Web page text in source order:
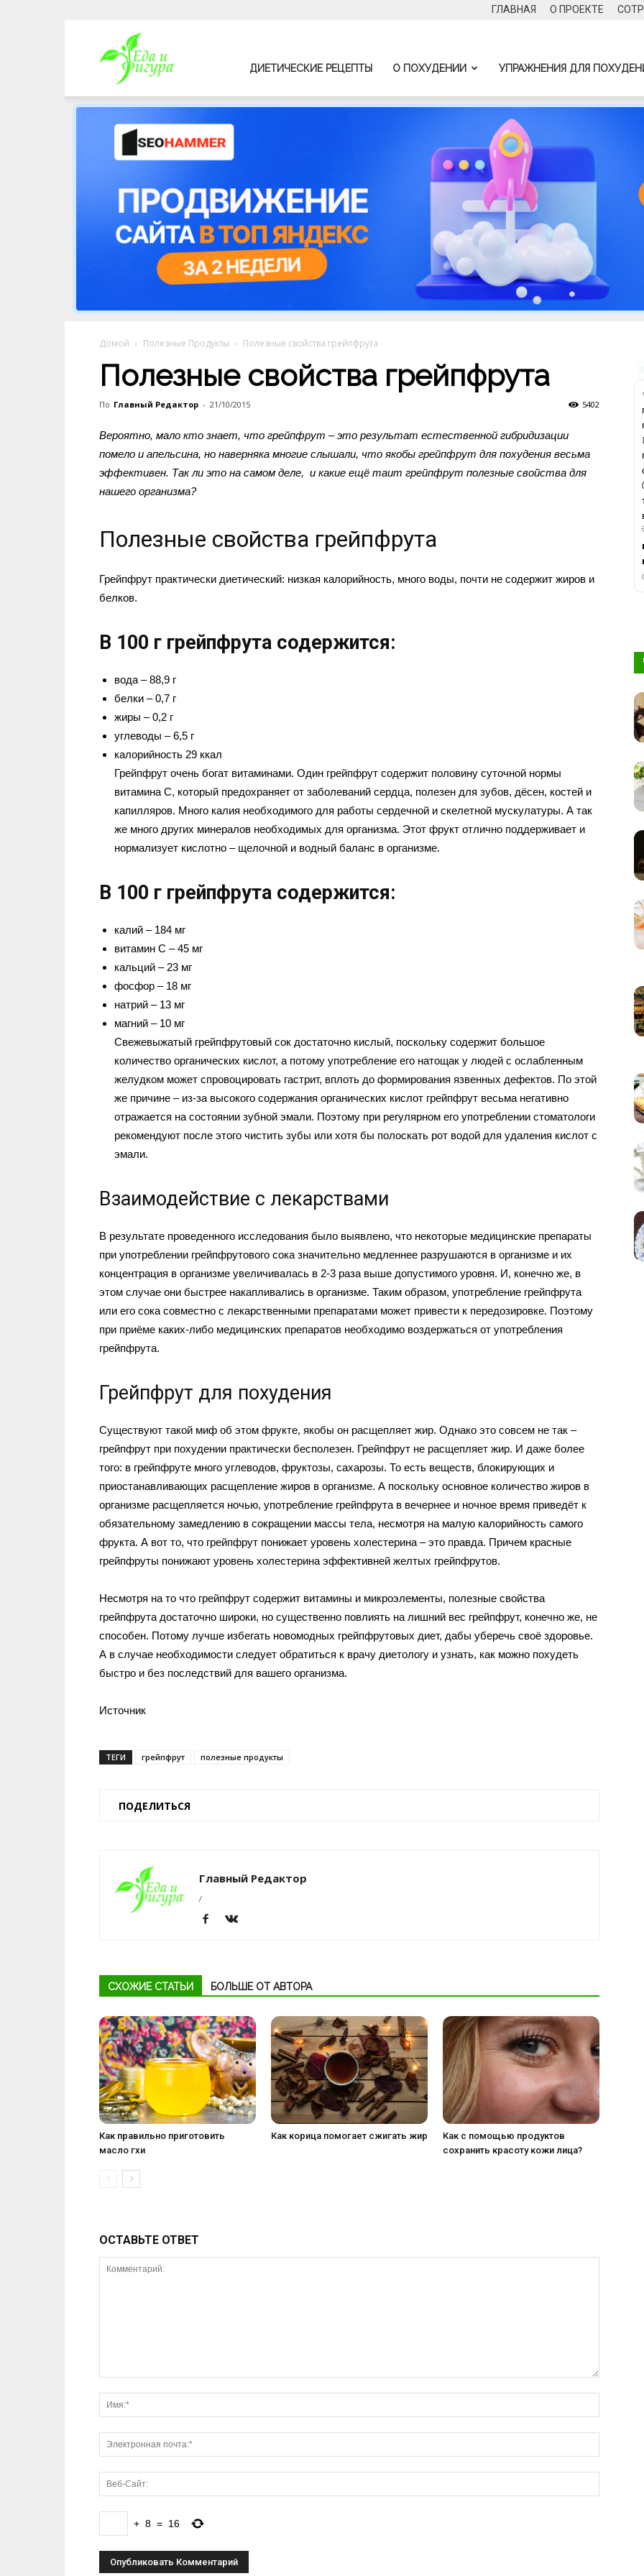
ГЛАВНАЯ О ПРОЕКТЕ
фигура
ДИЕТИЧЕСКИЕ РЕЦЕПТЫ О ПОХУДЕНИИ УПРАЖНЕНИЯ ДЛЯ
Домой Полезные Продукты Полезные свойства грейпфрута
Полезные свойства грейпфрута
По Главный Редактор - 21/10/2015 5402
Вероятно, мало кто знает, что грейпфрут – это результат естественной гибридизации
помело и апельсина, но наверняка многие слышали, что якобы грейпфрут для похудения весьма
эффективен. Так ли это на самом деле, и какие ещё таит грейпфрут полезные свойства для
нашего организма?
Полезные свойства грейпфрута
Грейпфрут практически диетический: низкая калорийность, много воды, почти не содержит жиров и
белков.
В 100 г грейпфрута содержится:
вода – 88,9 г
белки – 0,7 г
жиры – 0,2 г
углеводы – 6,5 г
калорийность 29 ккал
Грейпфрут очень богат витаминами. Один грейпфрут содержит половину суточной нормы
витамина С, который предохраняет от заболеваний сердца, полезен для зубов, дёсен, костей и
капилляров. Много калия необходимого для работы сердечной и скелетной мускулатуры. А так
же много других минералов необходимых для организма. Этот фрукт отлично поддерживает и
нормализует кислотно – щелочной и водный баланс в организме.
В 100 г грейпфрута содержится:
калий – 184 мг
витамин С – 45 мг
кальций – 23 мг
фосфор – 18 мг
натрий – 13 мг
магний – 10 мг
Свежевыжатый грейпфрутовый сок достаточно кислый, поскольку содержит большое
количество органических кислот, а потому употребление его натощак у людей с ослабленным
желудком может спровоцировать гастрит, вплоть до формирования язвенных дефектов. По этой
же причине – из-за высокого содержания органических кислот грейпфрут весьма негативно
отражается на состоянии зубной эмали. Поэтому при регулярном его употреблении стоматологи
рекомендуют после этого чистить зубы или хотя бы полоскать рот водой для удаления кислот с
эмали.
Взаимодействие с лекарствами
В результате проведенного исследования было выявлено, что некоторые медицинские препараты
при употреблении грейпфрутового сока значительно медленнее разрушаются в организме и их
концентрация в организме увеличивалась в 2-3 раза выше допустимого уровня. И, конечно же, в
этом случае они быстрее накапливались в организме. Таким образом, употребление грейпфрута
или его сока совместно с лекарственными препаратами может привести к передозировке. Поэтому
при приёме каких-либо медицинских препаратов необходимо воздержаться от употребления
грейпфрута.
Грейпфрут для похудения
Существуют такой миф об этом фрукте, якобы он расщепляет жир. Однако это совсем не так –
грейпфрут при похудении практически бесполезен. Грейпфрут не расщепляет жир. И даже более
того: в грейпфруте много углеводов, фруктозы, сахарозы. То есть веществ, блокирующих и
приостанавливающих расщепление жиров в организме. А поскольку основное количество жиров в
организме расщепляется ночью, употребление грейпфрута в вечернее и ночное время приведёт к
обязательному замедлению в сокращении массы тела, несмотря на малую калорийность самого
фрукта. А вот то, что грейпфрут понижает уровень холестерина – это правда. Причем красные
грейпфруты понижают уровень холестерина эффективней желтых грейпфрутов.
Несмотря на то что грейпфрут содержит витамины и микроэлементы, полезные свойства
грейпфрута достаточно широки, но существенно повлиять на лишний вес грейпфрут, конечно же, не
способен. Потому лучше избегать новомодных грейпфрутовых диет, дабы уберечь своё здоровье.
А в случае необходимости следует обратиться к врачу диетологу и узнать, как можно похудеть
быстро и без последствий для вашего организма.
Источник
ТЕГИ грейпфрут полезные продукты
ПОДЕЛИТЬСЯ
Главный Редактор
/
СХОЖИЕ СТАТЬИ БОЛЬШЕ ОТ АВТОРА
Как правильно приготовить
масло гхи
Как корица помогает сжигать жир
Как с помощью продуктов
сохранить красоту кожи лица?
ОСТАВЬТЕ ОТВЕТ
+ 8 = 16